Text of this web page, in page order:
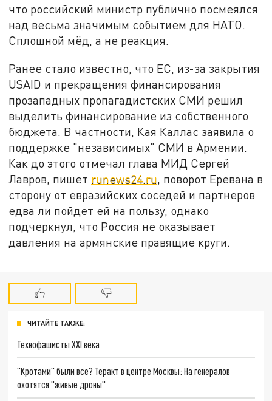
что российский министр публично посмеялся
над весьма значимым событием для НАТО.
Сплошной мёд, а не реакция.
Ранее стало известно, что ЕС, из-за закрытия
USAID и прекращения финансирования
прозападных пропагадистских СМИ решил
выделить финансирование из собственного
бюджета. В частности, Кая Каллас заявила о
поддержке "независимых" СМИ в Армении.
Как до этого отмечал глава МИД Сергей
Лавров, пишет runews24.ru , поворот Еревана в
сторону от евразийских соседей и партнеров
едва ли пойдет ей на пользу, однако
подчеркнул, что Россия не оказывает
давления на армянские правящие круги.
ЧИТАЙТЕ ТАКЖЕ:
Технофашисты XXI века
"Кротами" были все? Теракт в центре Москвы: На генералов
охотятся "живые дроны"